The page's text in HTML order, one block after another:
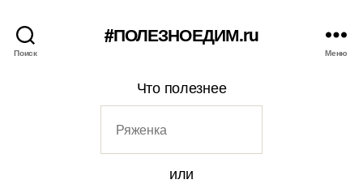
Поиск
#ПОЛЕЗНОЕДИМ.ru
Меню
Что полезнее
или